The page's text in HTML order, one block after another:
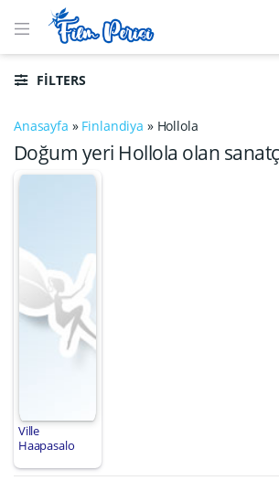
FILTERS
Anasayfa » Finlandiya » Hollola
Doğum yeri Hollola olan
Ville
Haapasalo